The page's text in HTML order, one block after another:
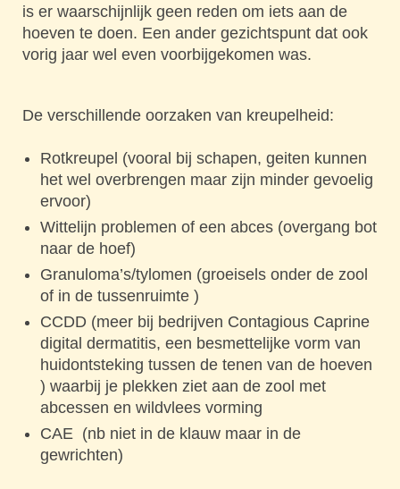
is er waarschijnlijk geen reden om iets aan de
hoeven te doen. Een ander gezichtspunt dat ook
vorig jaar wel even voorbijgekomen was.
De verschillende oorzaken van kreupelheid:
Rotkreupel (vooral bij schapen, geiten kunnen
het wel overbrengen maar zijn minder gevoelig
ervoor)
Wittelijn problemen of een abces (overgang bot
naar de hoef)
Granuloma’s/tylomen (groeisels onder de zool
of in de tussenruimte )
CCDD (meer bij bedrijven Contagious Caprine
digital dermatitis, een besmettelijke vorm van
huidontsteking tussen de tenen van de hoeven
) waarbij je plekken ziet aan de zool met
abcessen en wildvlees vorming
CAE (nb niet in de klauw maar in de
gewrichten)